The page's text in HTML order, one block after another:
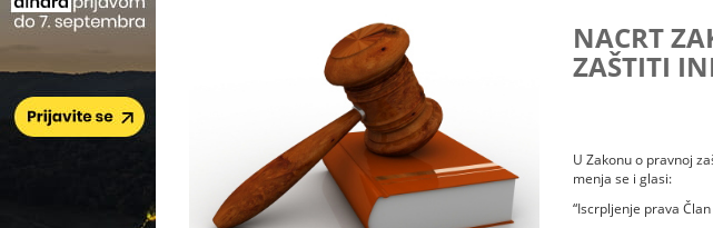
NACRT
ZAŠTITI
U Zakonu o pravnoj
menja se i glasi:
“Iscrpljenje prava